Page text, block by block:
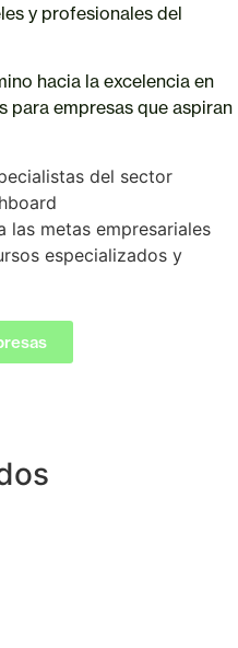
y profesionales del
hacia la excelencia en
para empresas que aspiran
del sector
las metas empresariales
especializados y